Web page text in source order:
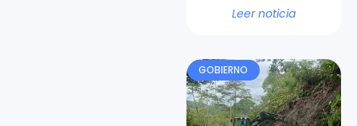
Leer noticia
GOBIERNO